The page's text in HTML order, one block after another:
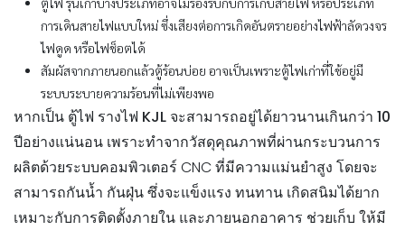
การเดินสายไฟแบบใหม่ ซึ่งเสียงต่อการเกิดอันตรายอย่างไฟฟ้าลัดวงจร
ไฟดูด หรือไฟช็อตได้
สัมผัสจากภายนอกแล้วตู้ร้อนบ่อย อาจเป็นเพราะตู้ไฟเก่าที่ใช้อยู่มี
ระบบระบายความร้อนที่ไม่เพียงพอ
หากเป็น ตู้ไฟ รางไฟ KJL จะสามารถอยู่ได้ยาวนานเกินกว่า 10
ปีอย่างแน่นอน เพราะทำจากวัสดุคุณภาพที่ผ่านกระบวนการ
ผลิตด้วยระบบคอมพิวเตอร์ CNC ที่มีความแม่นยำสูง โดยจะ
สามารถกันน้ำ กันฝุ่น ซึ่งจะแข็งแรง ทนทาน เกิดสนิมได้ยาก
เหมาะกับการติดตั้งภายใน และภายนอกอาคาร ช่วยเก็บ ให้มี